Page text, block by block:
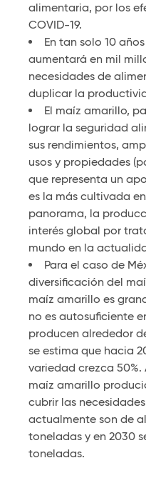
alimentaria, por los
COVID-19.
En tan solo 10
aumentará en mil
necesidades de
duplicar la
El maíz amarillo,
lograr la seguridad
sus rendimientos,
usos y propiedades
que representa un
es la más cultivada
panorama, la
interés global por
mundo en la
Para el caso de
diversificación del
maíz amarillo es
no es autosuficiente
producen alrededor
se estima que hacia
variedad crezca 50%.
maíz amarillo
cubrir las
actualmente son de
toneladas y en 2030
toneladas.